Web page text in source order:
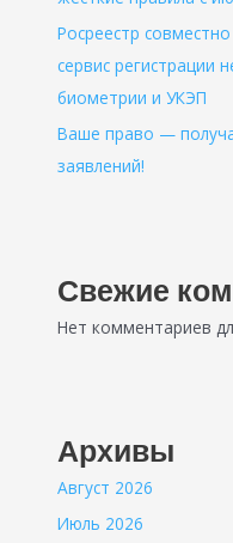
Росреестр
сервис регистрации
биометрии и УКЭП
Ваше право —
заявлений!
Свежие
Нет комментариев
Архивы
Август 2026
Июль 2026